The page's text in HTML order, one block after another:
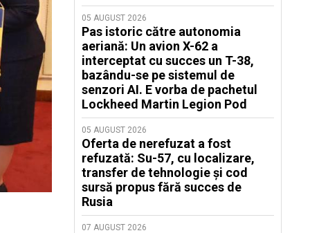
05 AUGUST 2026
Pas istoric către autonomia
aeriană: Un avion X-62 a
interceptat cu succes un T-38,
bazându-se pe sistemul de
senzori AI. E vorba de pachetul
Lockheed Martin Legion Pod
05 AUGUST 2026
Oferta de nerefuzat a fost
refuzată: Su-57, cu localizare,
transfer de tehnologie și cod
sursă propus fără succes de
Rusia
07 AUGUST 2026